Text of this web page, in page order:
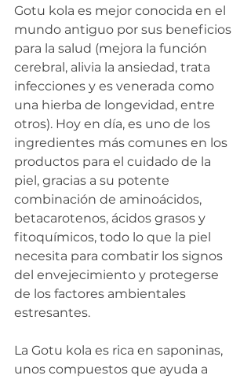
Gotu kola es mejor conocida en el
mundo antiguo por sus beneficios
para la salud (mejora la función
cerebral, alivia la ansiedad, trata
infecciones y es venerada como
una hierba de longevidad, entre
otros). Hoy en día, es uno de los
ingredientes más comunes en los
productos para el cuidado de la
piel, gracias a su potente
combinación de aminoácidos,
betacarotenos, ácidos grasos y
fitoquímicos, todo lo que la piel
necesita para combatir los signos
del envejecimiento y protegerse
de los factores ambientales
estresantes.
La Gotu kola es rica en saponinas,
unos compuestos que ayuda a